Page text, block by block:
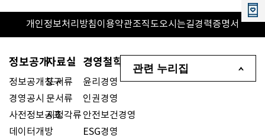
개인정보처리방침이용약관조직도오시는길경력증명서
정보공개
정보공개청구
경영공시
사전정보공표
데이터개방
자료실
도서류
문서류
시청각류
경영철학
윤리경영
인권경영
안전보건경영
ESG경영
관련 누리집